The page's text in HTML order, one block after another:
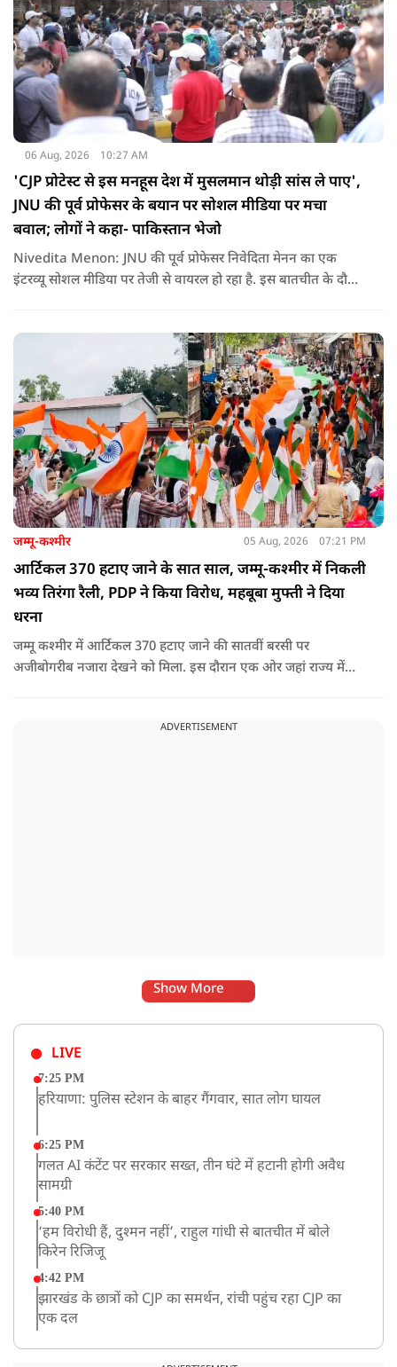
06 Aug, 2026 10:27 AM
'CJP प्रोटेस्ट से इस मनहूस देश में मुसलमान थोड़ी सांस ले पाए',
JNU की पूर्व प्रोफेसर के बयान पर सोशल मीडिया पर मचा
बवाल; लोगों ने कहा- पाकिस्तान भेजो
Nivedita Menon: JNU की पूर्व प्रोफेसर निवेदिता मेनन का एक
इंटरव्यू सोशल मीडिया पर तेजी से वायरल हो रहा है. इस बातचीत के दौरान
ज्यादा विवाद खड़ा कर दिया.
जम्मू-कश्मीर 05 Aug, 2026 07:21 PM
आर्टिकल 370 हटाए जाने के सात साल, जम्मू-कश्मीर में निकली
भव्य तिरंगा रैली, PDP ने किया विरोध, महबूबा मुफ्ती ने दिया
धरना
जम्मू कश्मीर में आर्टिकल 370 हटाए जाने की सातवीं बरसी पर
अजीबोगरीब नजारा देखने को मिला. इस दौरान एक ओर जहां राज्य में
ADVERTISEMENT
Show More
LIVE
7:25 PM
हरियाणा: पुलिस स्टेशन के बाहर गैंगवार, सात लोग घायल
6:25 PM
गलत AI कंटेंट पर सरकार सख्त, तीन घंटे में हटानी होगी अवैध
सामग्री
5:40 PM
‘हम विरोधी हैं, दुश्मन नहीं’, राहुल गांधी से बातचीत में बोले
किरेन रिजिजू
4:42 PM
झारखंड के छात्रों को CJP का समर्थन, रांची पहुंच रहा CJP का
एक दल